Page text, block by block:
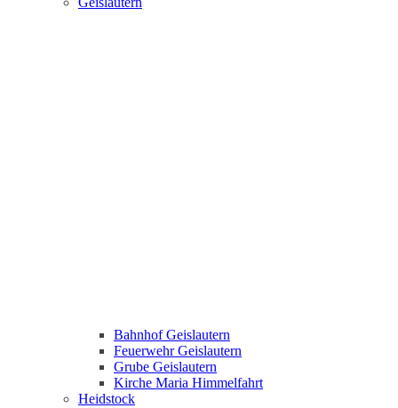
Bahnhof Geislautern
Feuerwehr Geislautern
Grube Geislautern
Kirche Maria Himmelfahrt
Heidstock